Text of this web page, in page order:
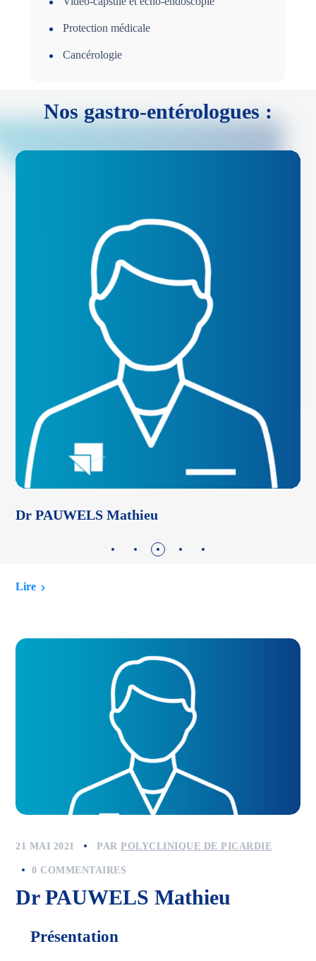
Protection médicale
Cancérologie
Nos gastro-entérologues :
Dr PAUWELS Mathieu
Lire
21 MAI 2021 PARPOLYCLINIQUE DE PICARDIE
0 COMMENTAIRES
Dr PAUWELS Mathieu
Présentation